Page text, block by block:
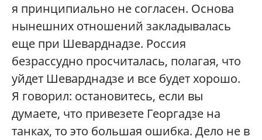
я принципиально не согласен. Основа
нынешних отношений закладывалась
еще при Шеварднадзе. Россия
безрассудно просчиталась, полагая, что
уйдет Шеварднадзе и все будет хорошо.
Я говорил: остановитесь, если вы
думаете, что привезете Георгадзе на
танках, то это большая ошибка. Дело не в